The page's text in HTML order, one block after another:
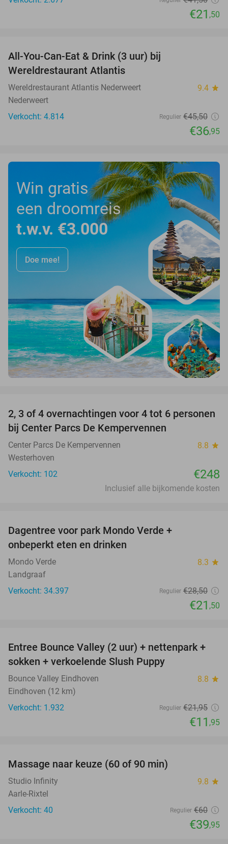
€21 ,50
All-You-Can-Eat & Drink (3 uur) bij
Wereldrestaurant Atlantis
Wereldrestaurant Atlantis Nederweert 9.4 star
Nederweert
Verkocht: 4.814
Regulier €45,50
€36,95
Win gratis
een droomreis
t.w.v. €3.000
Doe mee!
2, 3 of 4 overnachtingen voor 4 tot 6 personen
bij Center Parcs De Kempervennen
Center Parcs De Kempervennen 8.8 star
Westerhoven
Verkocht: 102
€248
Inclusief alle bijkomende kosten
Dagentree voor park Mondo Verde +
onbeperkt eten en drinken
Mondo Verde 8.3 star
Landgraaf
Verkocht: 34.397
Regulier €28,50
€21 ,50
46%
Entree Bounce Valley (2 uur) + nettenpark +
sokken + verkoelende Slush Puppy
Bounce Valley Eindhoven 8.8 star
Eindhoven (12 km)
Verkocht: 1.932
Regulier €21,95
€11 ,95
Massage naar keuze (60 of 90 min)
Studio Infinity 9.8 star
Aarle-Rixtel
Verkocht: 40
Regulier €60
€39,95